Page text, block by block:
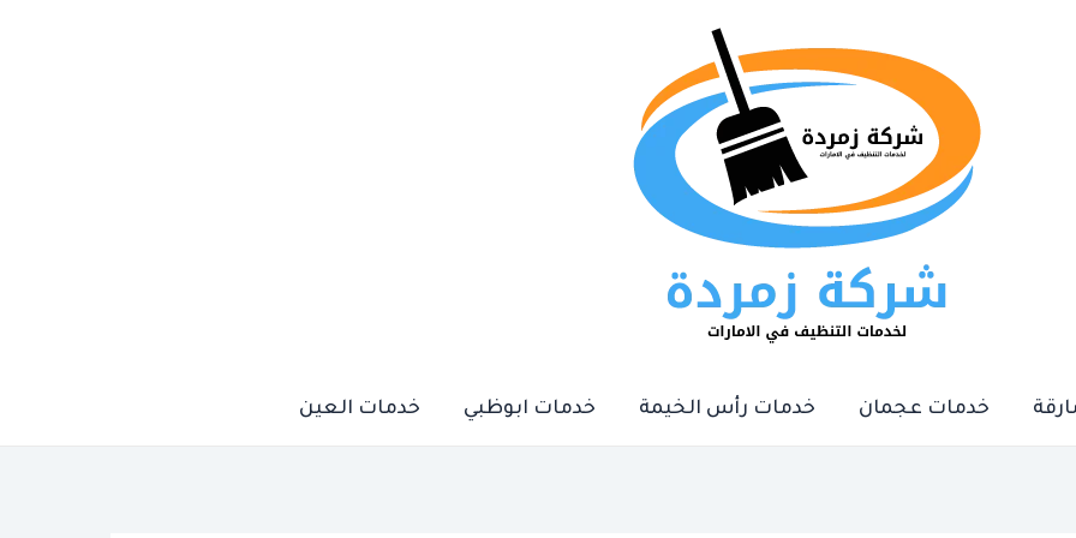
خدمات عجمان خدمات رأس الخيمة خدمات ابوظبي خدمات العين